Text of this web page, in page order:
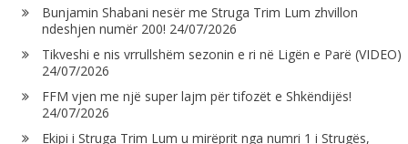
Bunjamin Shabani nesër me Struga Trim Lum zhvillon
ndeshjen numër 200! 24/07/2026
Tikveshi e nis vrrullshëm sezonin e ri në Ligën e Parë (VIDEO)
24/07/2026
FFM vjen me një super lajm për tifozët e Shkëndijës!
24/07/2026
Ekipi i Struga Trim Lum u mirëprit nga numri 1 i Strugës,